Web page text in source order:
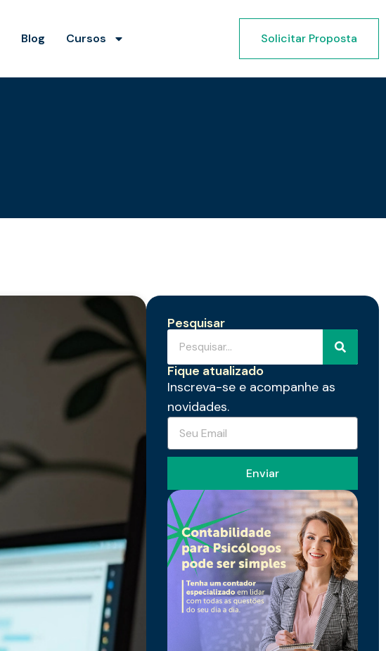
Blog Cursos Solicitar Proposta
Pesquisar
Fique atualizado
Inscreva-se e acompanhe as
novidades.
Enviar